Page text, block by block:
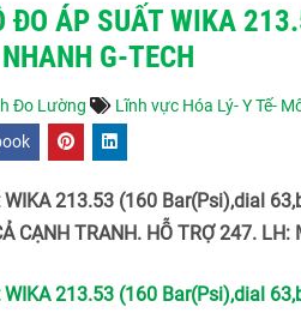
ĐO ÁP SUẤT WIKA
G-TECH
Đo Lường Lĩnh vực Hóa Lý- Y Tế-
213.53 (160 Bar(Psi),dial
CẠNH TRANH. HỖ TRỢ 247.
213.53 (160 Bar(Psi),dial